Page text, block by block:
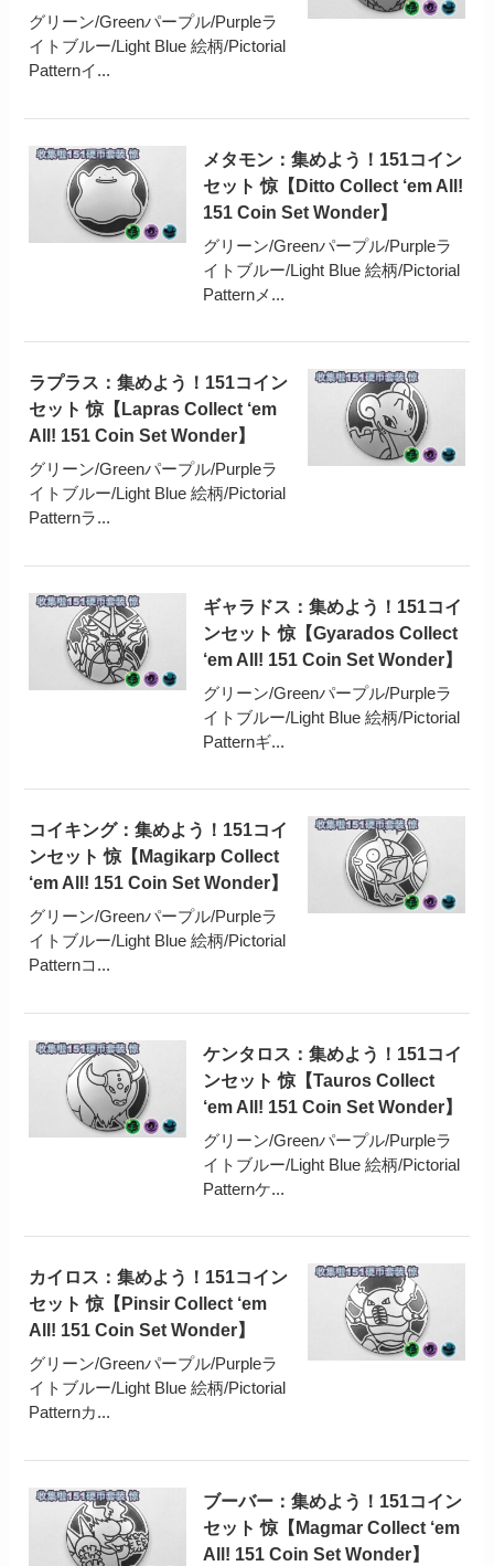
グリーン/Greenパープル/Purpleラ
イトブルー/Light Blue 絵柄/Pictorial
Patternイ...
メタモン：集めよう！151コイン
セット 惊【Ditto Collect ‘em All!
151 Coin Set Wonder】
グリーン/Greenパープル/Purpleラ
イトブルー/Light Blue 絵柄/Pictorial
Patternメ...
ラプラス：集めよう！151コイン
セット 惊【Lapras Collect ‘em
All! 151 Coin Set Wonder】
グリーン/Greenパープル/Purpleラ
イトブルー/Light Blue 絵柄/Pictorial
Patternラ...
ギャラドス：集めよう！151コイ
ンセット 惊【Gyarados Collect
‘em All! 151 Coin Set Wonder】
グリーン/Greenパープル/Purpleラ
イトブルー/Light Blue 絵柄/Pictorial
Patternギ...
コイキング：集めよう！151コイ
ンセット 惊【Magikarp Collect
‘em All! 151 Coin Set Wonder】
グリーン/Greenパープル/Purpleラ
イトブルー/Light Blue 絵柄/Pictorial
Patternコ...
ケンタロス：集めよう！151コイ
ンセット 惊【Tauros Collect
‘em All! 151 Coin Set Wonder】
グリーン/Greenパープル/Purpleラ
イトブルー/Light Blue 絵柄/Pictorial
Patternケ...
カイロス：集めよう！151コイン
セット 惊【Pinsir Collect ‘em
All! 151 Coin Set Wonder】
グリーン/Greenパープル/Purpleラ
イトブルー/Light Blue 絵柄/Pictorial
Patternカ...
ブーバー：集めよう！151コイン
セット 惊【Magmar Collect ‘em
All! 151 Coin Set Wonder】